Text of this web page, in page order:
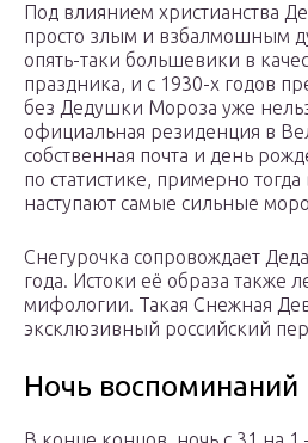
Под влиянием христианства
просто злым и взбалмошным
опять-таки большевики в
праздника, и с 1930-х годов
без Дедушки Мороза уже
официальная резиденция в
собственная почта и день
по статистике, примерно
наступают самые сильные
Снегурочка сопровождает
года. Истоки её образа также
мифологии. Такая Снежная
эксклюзивный российский
Ночь воспоминаний